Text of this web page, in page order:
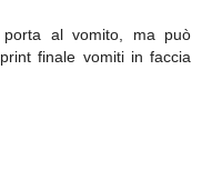
porta al vomito, ma può
finale vomiti in faccia